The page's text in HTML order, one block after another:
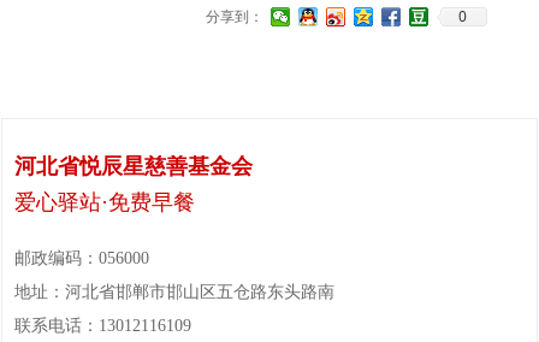
河北省悦辰星慈善基金会
爱心驿站·免费早餐
邮政编码：056000
地址：河北省邯郸市邯山区五仓路东头路南
联系电话：13012116109
分享到： 0